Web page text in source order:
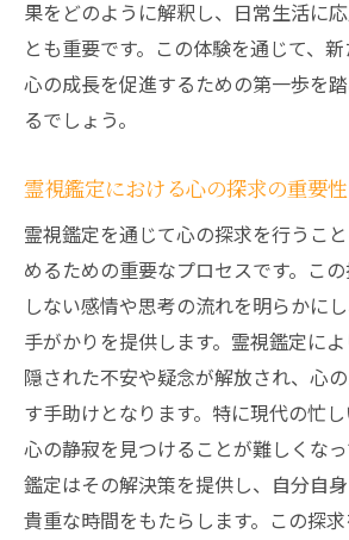
新たな視点を得るための霊視鑑
霊視鑑定で新しい視点を獲
新たな視点を開く霊視鑑定
霊視鑑定で得られる新たな
視点の変化をもたらす霊視
霊視鑑定を通じた意識の広
果をどのように解釈し、日常生活に
とも重要です。この体験を通じて、新
心の成長を促進するための第一歩を
るでしょう。
霊視鑑定における心の探求の重要性
霊視鑑定を通じて心の探求を行うこ
めるための重要なプロセスです。こ
しない感情や思考の流れを明らかに
手がかりを提供します。霊視鑑定に
隠された不安や疑念が解放され、心
す手助けとなります。特に現代の忙し
心の静寂を見つけることが難しくな
鑑定はその解決策を提供し、自分自
貴重な時間をもたらします。この探